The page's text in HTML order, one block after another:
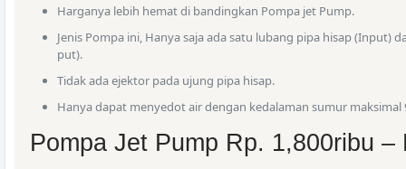
Harganya lebih hemat di bandingkan Pompa jet Pump.
Jenis Pompa ini, Hanya saja ada satu lubang pipa hisap (Input)
put).
Tidak ada ejektor pada ujung pipa hisap.
Hanya dapat menyedot air dengan kedalaman sumur maksimal
Pompa Jet Pump Rp. 1,800ribu –